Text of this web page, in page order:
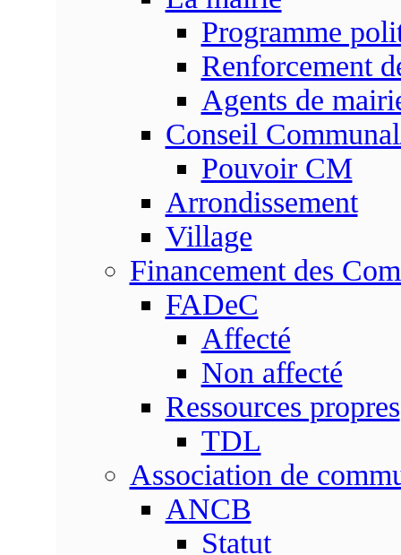
Programme
Renforcement
Agents de
Conseil
Pouvoir CM
Arrondissement
Village
Financement des
FADeC
Affecté
Non affecté
Ressources propres
TDL
Association de
ANCB
Statut